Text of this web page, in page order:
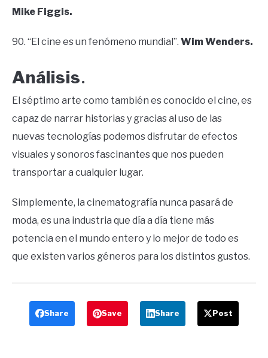
Mike Figgis.
90. “El cine es un fenómeno mundial”. Wim Wenders.
Análisis.
El séptimo arte como también es conocido el cine, es
capaz de narrar historias y gracias al uso de las
nuevas tecnologías podemos disfrutar de efectos
visuales y sonoros fascinantes que nos pueden
transportar a cualquier lugar.
Simplemente, la cinematografía nunca pasará de
moda, es una industria que día a día tiene más
potencia en el mundo entero y lo mejor de todo es
que existen varios géneros para los distintos gustos.
Share Save Share Post